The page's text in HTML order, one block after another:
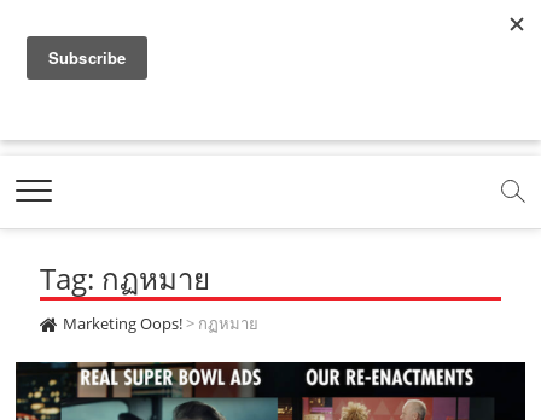
a
e
b
o
o
k
.
c
o
t
b
e
.
c
o
.
o
e
m
e
t
g
r
a
m
.
t
k
c
o
m
Marketing Oops!
DIGITAL | CREATIVE | ADVERTISING | CAMPAIGN |
Tag: กฏหมาย
Marketing Oops!> กฏหมาย